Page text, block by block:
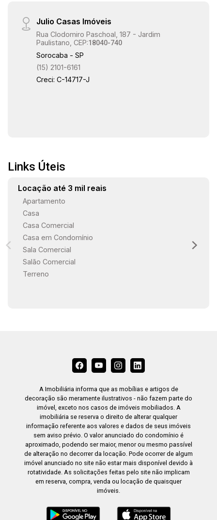
16:30
17:00
18:00
18:30
19:00
Julio Casas Imóveis
Rua Clodomiro Paschoal, 187 - Jardim
Paulistano, CEP:18040-740
Sorocaba - SP
(15) 2101-6161
Creci: C-14717-J
Links Úteis
Locação até 3 mil reais
Apartamento
Casa
Casa Comercial
Casa em Condomínio
Sala Comercial
Salão Comercial
Terreno
A Imobiliária informa que as mobílias e artigos de
decoração são meramente ilustrativos - não fazem parte do
imóvel, exceto nos casos de imóveis mobiliados. A
imobiliária se reserva o direito de alterar qualquer
informação referente aos valores e dados de seus imóveis
sem aviso prévio. O valor anunciado do condomínio é
aproximado, podendo ser maior, menor ou mesmo passível
de alteração no decorrer da locação. Pode ocorrer de algum
imóvel anunciado no site não estar mais disponível devido à
rotatividade. As solicitações feitas pelo site não implicam
em reserva, compra, venda ou locação de quaisquer
imóveis.